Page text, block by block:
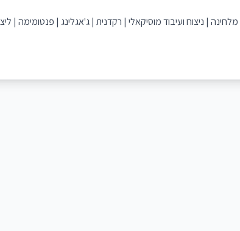
| ניצוח ועיבוד מוסיקאלי | רקדנית | ג'אגלינג | פנטומימה